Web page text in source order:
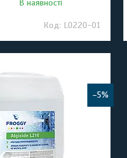
В наявності
L0220-01
–5%